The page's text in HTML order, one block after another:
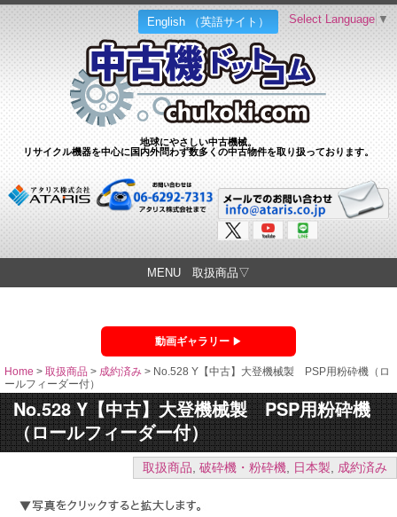
English （英語サイト）
地球にやさしい中古機械。
リサイクル機器を中心に国内外問わず数多くの中古物件を取り扱っております。
Select Language ▼
MENU 取扱商品▽
動画ギャラリー
Home > 取扱商品 > 成約済み > No.528 Y【中古】大登機械製 PSP用粉砕機（ロ
ールフィーダー付）
No.528 Y【中古】大登機械製 PSP用粉砕機
（ロールフィーダー付）
取扱商品, 破砕機・粉砕機, 日本製, 成約済み